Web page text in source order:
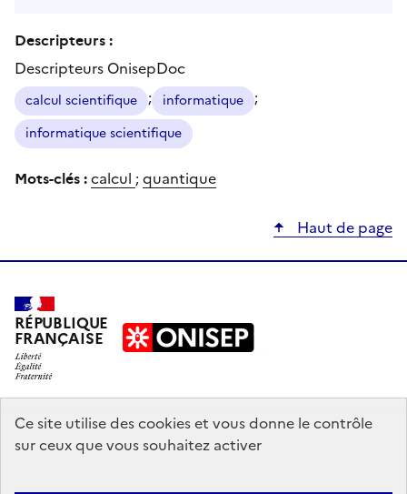
Ce site utilise des cookies et vous donne le contrôle
sur ceux que vous souhaitez activer
Descripteurs :
Descripteurs OnisepDoc
calcul scientifique ; informatique ;
informatique scientifique
Mots-clés :calcul ;quantique
Haut de page
RÉPUBLIQUE
FRANÇAISE
education.gouv.fr
enseignementsup-recherche.gouv.fr